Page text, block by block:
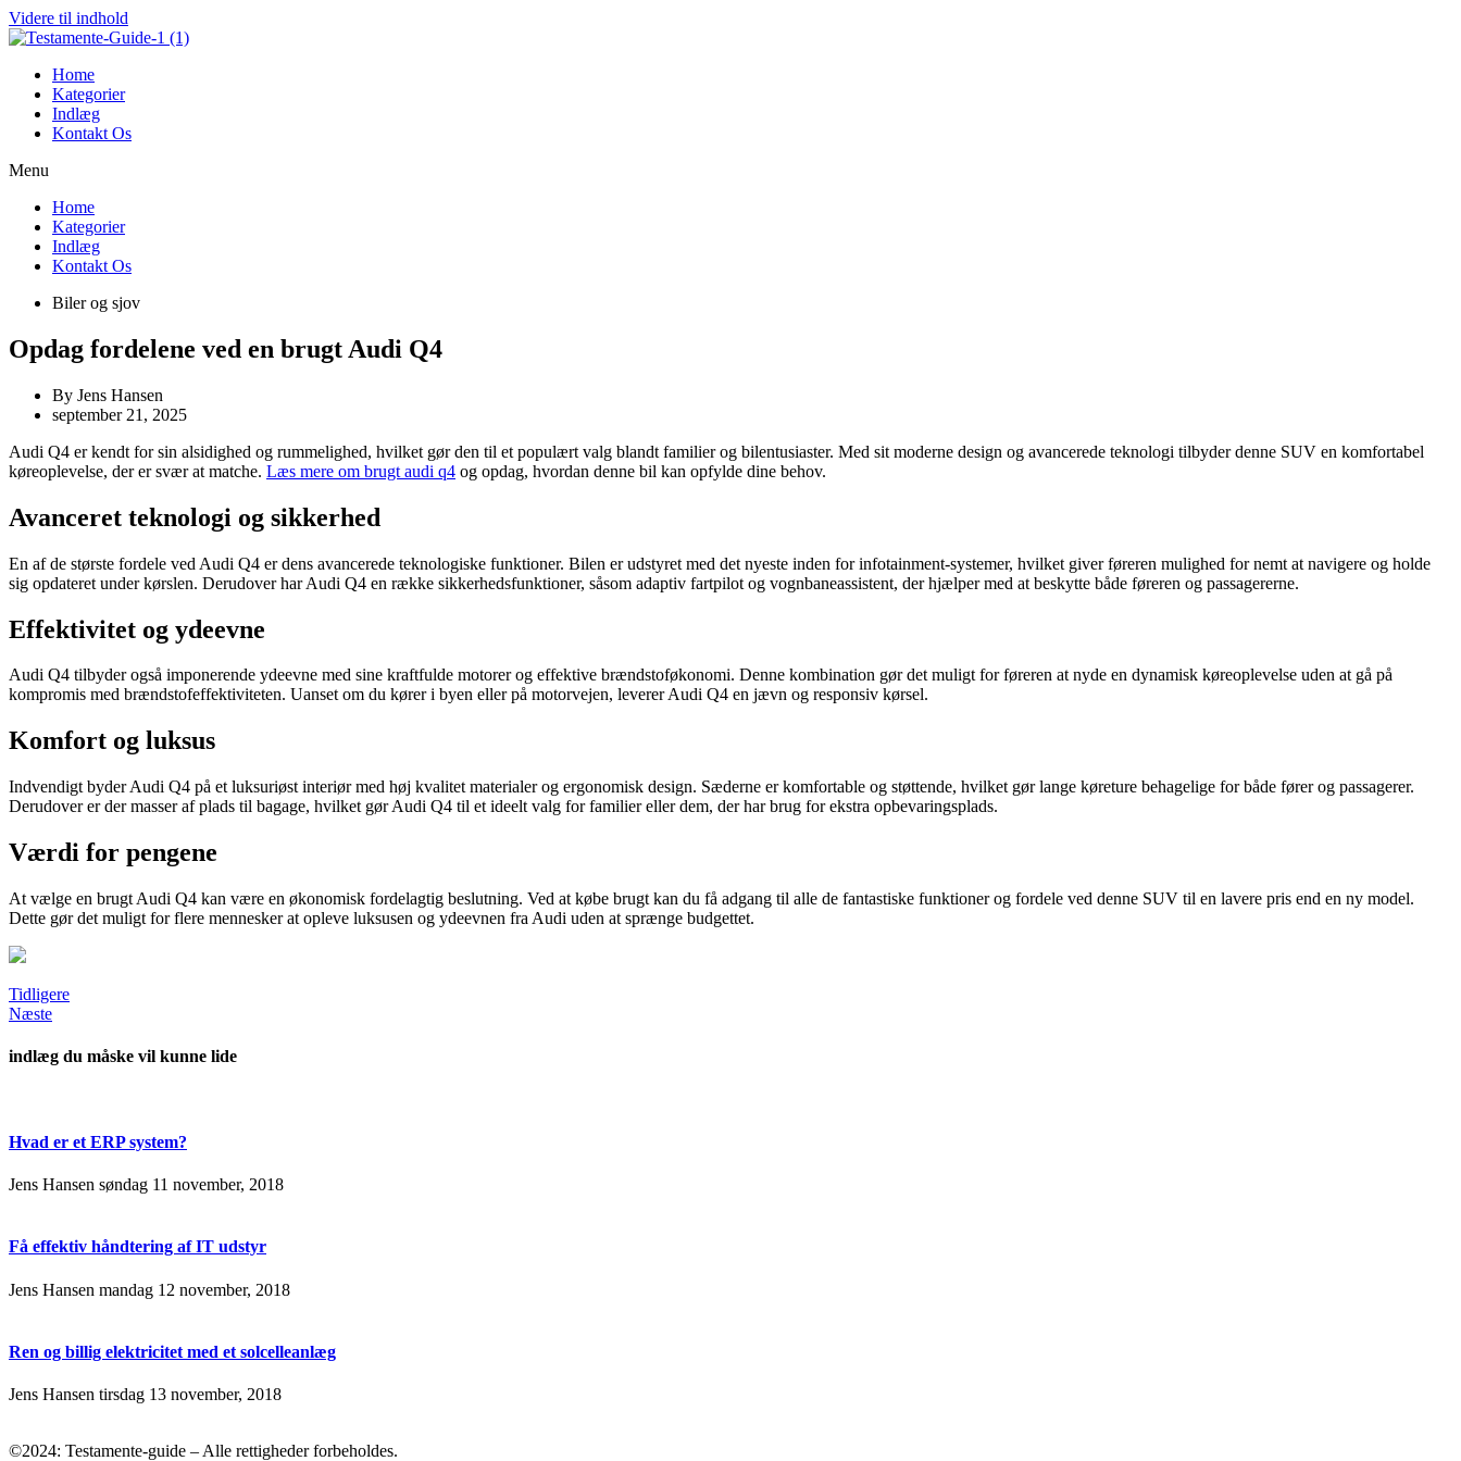
Videre til indhold
Home
Kategorier
Indlæg
Kontakt Os
Menu
Home
Kategorier
Indlæg
Kontakt Os
Biler og sjov
Opdag fordelene ved en brugt Audi Q4
By Jens Hansen
september 21, 2025
Audi Q4 er kendt for sin alsidighed og rummelighed, hvilket gør den til et populært valg blandt familier og bilentusiaster. Med sit moderne design og avancerede teknologi tilbyder denne SUV en komfortabel
køreoplevelse, der er svær at matche. Læs mere om brugt audi q4 og opdag, hvordan denne bil kan opfylde dine behov.
Avanceret teknologi og sikkerhed
En af de største fordele ved Audi Q4 er dens avancerede teknologiske funktioner. Bilen er udstyret med det nyeste inden for infotainment-systemer, hvilket giver føreren mulighed for nemt at navigere og holde
sig opdateret under kørslen. Derudover har Audi Q4 en række sikkerhedsfunktioner, såsom adaptiv fartpilot og vognbaneassistent, der hjælper med at beskytte både føreren og passagererne.
Effektivitet og ydeevne
Audi Q4 tilbyder også imponerende ydeevne med sine kraftfulde motorer og effektive brændstoføkonomi. Denne kombination gør det muligt for føreren at nyde en dynamisk køreoplevelse uden at gå på
kompromis med brændstofeffektiviteten. Uanset om du kører i byen eller på motorvejen, leverer Audi Q4 en jævn og responsiv kørsel.
Komfort og luksus
Indvendigt byder Audi Q4 på et luksuriøst interiør med høj kvalitet materialer og ergonomisk design. Sæderne er komfortable og støttende, hvilket gør lange køreture behagelige for både fører og passagerer.
Derudover er der masser af plads til bagage, hvilket gør Audi Q4 til et ideelt valg for familier eller dem, der har brug for ekstra opbevaringsplads.
Værdi for pengene
At vælge en brugt Audi Q4 kan være en økonomisk fordelagtig beslutning. Ved at købe brugt kan du få adgang til alle de fantastiske funktioner og fordele ved denne SUV til en lavere pris end en ny model.
Dette gør det muligt for flere mennesker at opleve luksusen og ydeevnen fra Audi uden at sprænge budgettet.
Tidligere
Næste
indlæg du måske vil kunne lide
Hvad er et ERP system?
Jens Hansen søndag 11 november, 2018
Få effektiv håndtering af IT udstyr
Jens Hansen mandag 12 november, 2018
Ren og billig elektricitet med et solcelleanlæg
Jens Hansen tirsdag 13 november, 2018
©2024: Testamente-guide – Alle rettigheder forbeholdes.